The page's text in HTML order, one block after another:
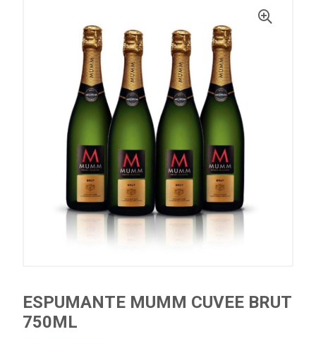
ESPUMANTE MUMM CUVEE BRUT
750ML